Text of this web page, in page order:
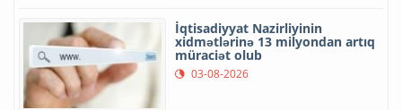
İqtisadiyyat Nazirliyinin
xidmətlərinə 13 milyondan artıq
müraciət olub
03-08-2026